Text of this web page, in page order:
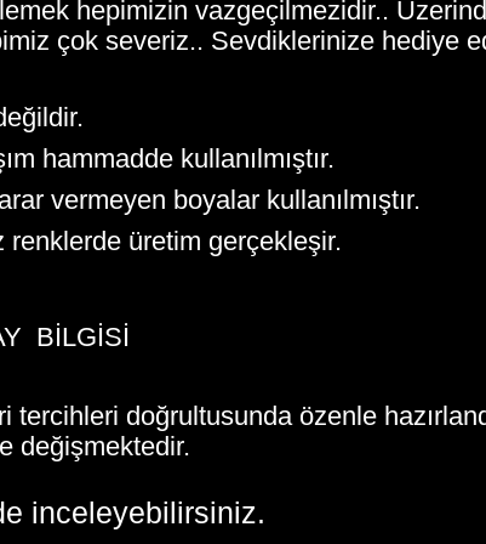
hepimizin vazgeçilmezidir..
çok severiz.. Sevdiklerinize hediye
hammadde kullanılmıştır.
vermeyen boyalar kullanılmıştır.
renklerde üretim gerçekleşir.
BİLGİSİ
tercihleri doğrultusunda özenle
değişmektedir.
inceleyebilirsiniz.